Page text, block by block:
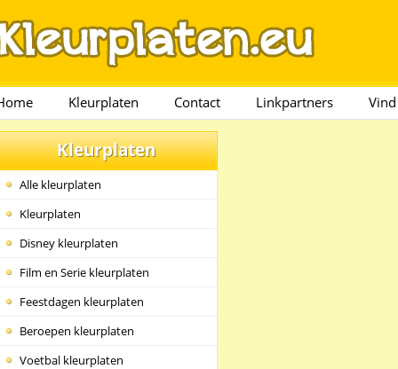
Kleurplaten Contact Linkpartners
Kleurplaten
Alle kleurplaten
Kleurplaten
Disney kleurplaten
Film en Serie kleurplaten
Feestdagen kleurplaten
Beroepen kleurplaten
Voetbal kleurplaten